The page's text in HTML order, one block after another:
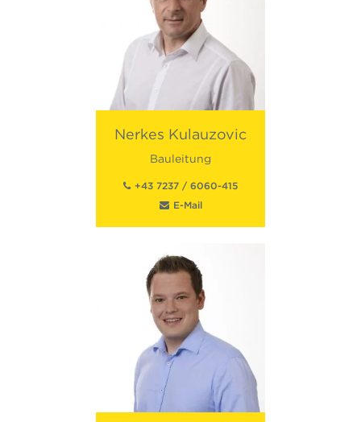
Nerkes Kulauzovic
Bauleitung
+43 7237 / 6060-415
E-Mail